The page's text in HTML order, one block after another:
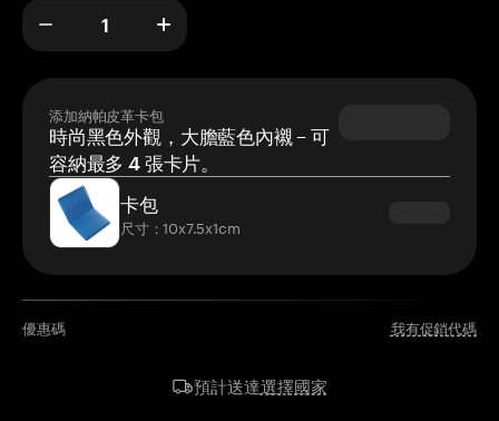
添加納帕皮革卡包
時尚黑色外觀，大膽藍色內襯 – 可
容納最多 4 張卡片。
卡包
尺寸：10x7.5x1cm
優惠碼 我有促銷代碼
預計送達選擇國家